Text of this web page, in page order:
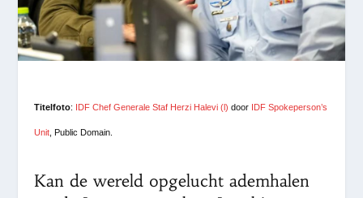
Titelfoto: IDF Chef Generale Staf Herzi Halevi (l) door IDF Spokeperson’s
Unit , Public Domain.
Kan de wereld opgelucht ademhalen